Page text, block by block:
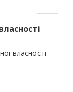
власності